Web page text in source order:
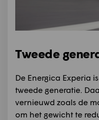
Tweede
De Energica Experia
tweede generatie.
vernieuwd zoals de
om het gewicht te